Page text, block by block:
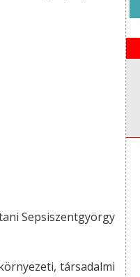
Sepsiszentgyörgy
társadalmi